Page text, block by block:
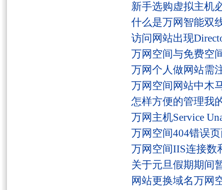
新手选购虚拟主机
什么是万网智能双
访问网站出现
万网空间与免费空
万网个人做网站需
万网空间网站中木
怎样方便的管理我
万网主机Service
万网空间404错误
万网空间IIS连接数
关于元旦假期期间
网站更换域名万网